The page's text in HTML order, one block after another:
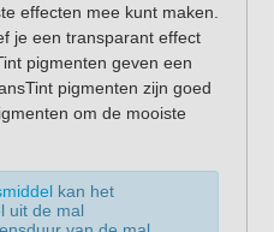
effecten mee kunt maken.
je een transparant effect
pigmenten geven een
pigmenten zijn goed
om de mooiste
kan het
uit de mal